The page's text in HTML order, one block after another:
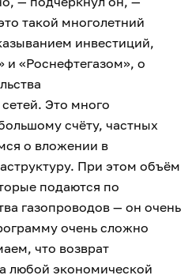
такой многолетний
инвестиций,
и «Роснефтегазом», о
Это много
счёту, частных
о вложении в
При этом объём
подаются по
газопроводов — он очень
очень сложно
что возврат
любой экономической